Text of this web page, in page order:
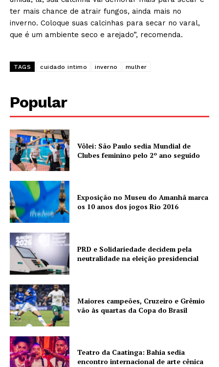
ter mais chance de atrair fungos, ainda mais no
inverno. Coloque suas calcinhas para secar no varal,
que é um ambiente seco e arejado”, recomenda.
TAGS cuidado intimo inverno mulher
Popular
Vôlei: São Paulo sedia Mundial de
Clubes feminino pelo 2º ano seguido
Exposição no Museu do Amanhã marca
os 10 anos dos jogos Rio 2016
PRD e Solidariedade decidem pela
neutralidade na eleição presidencial
Maiores campeões, Cruzeiro e Grêmio
vão às quartas da Copa do Brasil
Teatro da Caatinga: Bahia sedia
encontro internacional de arte cênica